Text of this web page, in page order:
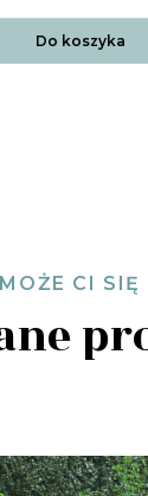
Do koszyka
CI SIĘ